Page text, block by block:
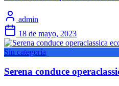
admin
18 de mayo, 2023
Sin categoría
Serena conduce